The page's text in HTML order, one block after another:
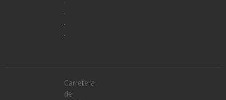
Carretera
de